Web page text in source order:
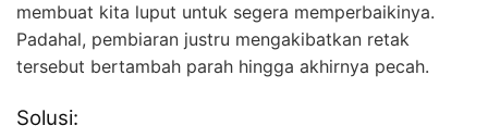
membuat kita luput untuk segera memperbaikinya.
Padahal, pembiaran justru mengakibatkan retak
tersebut bertambah parah hingga akhirnya pecah.
Solusi: